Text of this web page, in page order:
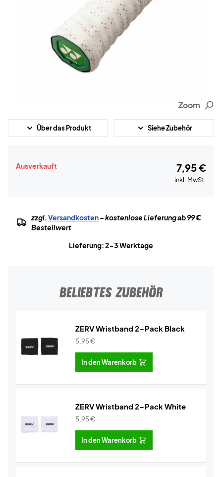
Zoom
Über das Produkt Siehe Zubehör
Ausverkauft 7,95 €
inkl. MwSt.
zzgl.Versandkosten– kostenlose Lieferung ab 99 €
Bestellwert
Lieferung: 2-3 Werktage
BELIEBTES ZUBEHÖR
ZERV Wristband 2-Pack Black
5,95€
In den Warenkorb
ZERV Wristband 2-Pack White
5,95€
In den Warenkorb